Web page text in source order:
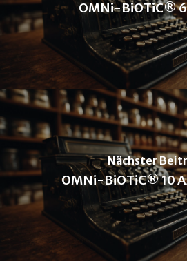
OMNi-BiOTiC®
Nächster
OMNi-BiOTiC® 10